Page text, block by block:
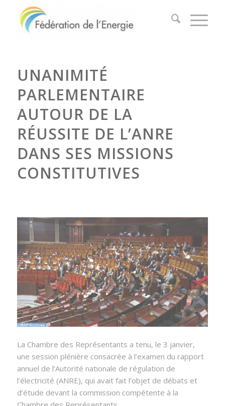
UNANIMITÉ
PARLEMENTAIRE
AUTOUR DE LA
RÉUSSITE DE L’ANRE
DANS SES MISSIONS
CONSTITUTIVES
La Chambre des Représentants a tenu, le 3 janvier,
une session plénière consacrée à l’examen du rapport
annuel de l’Autorité nationale de régulation de
l’électricité (ANRE), qui avait fait l’objet de débats et
d’étude devant la commission compétente à la